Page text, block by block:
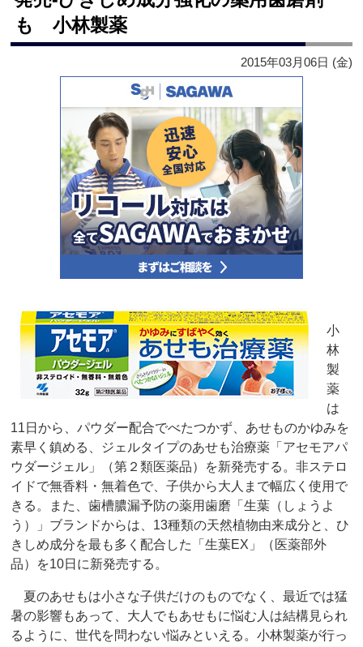
も 小林製薬
2015年03月06日 (金)
小
林
製
薬
は
11日から、パウダー配合でべたつかず、あせものかゆみを
素早く鎮める、ジェルタイプのあせも治療薬「アセモアパ
ウダージェル」（第２類医薬品）を新発売する。非ステロ
イドで無香料・無着色で、子供から大人まで幅広く使用で
きる。また、歯槽膿漏予防の薬用歯磨「生葉（しょうよ
う）」ブランドからは、13種類の天然植物由来成分と、ひ
きしめ成分を最も多く配合した「生葉EX」（医薬部外
品）を10日に新発売する。
夏のあせもは小さな子供だけのものでなく、最近では猛
暑の影響もあって、大人でもあせもに悩む人は結構見られ
るように、世代を問わない悩みといえる。小林製薬が行っ